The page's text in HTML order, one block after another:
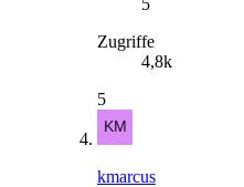
Zugriffe
4,8k
5
kmarcus